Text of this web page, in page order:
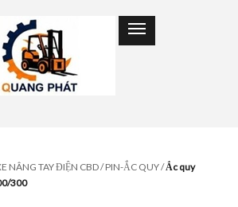
NÂNG TAY ĐIỆN CBD/PIN-ẮC QUY/Ắc quy
300